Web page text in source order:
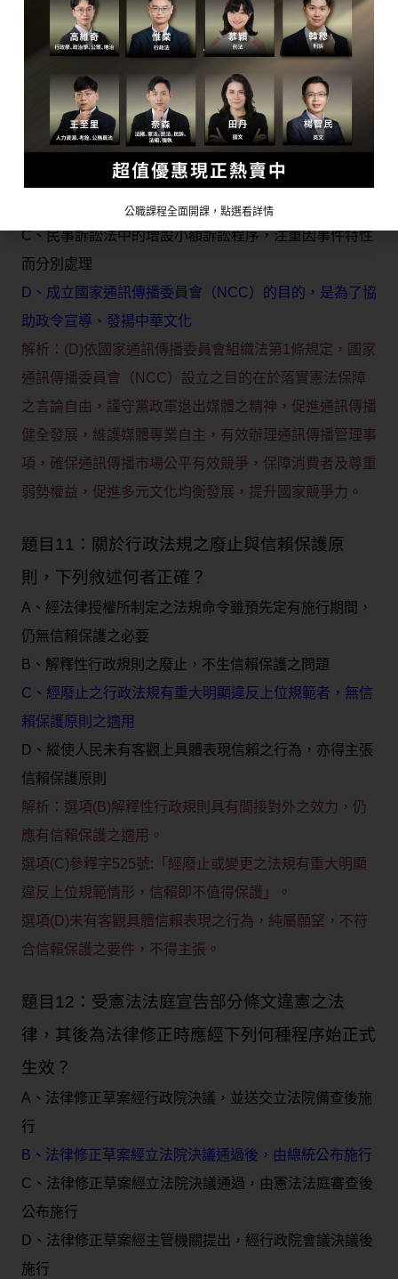
題目10：法制會隨著政經社文的環境變遷而有
所調整，中華民國各法典經過歷次制定或修正，
也更貼近臺灣社會實態。下列敘述何者錯誤？
A、按照現行民法物權編規定，物權除依法律或習慣外，
不得創設
B、為貫徹男女平等，民法親屬編增設剩餘財產分配請求
C、民事訴訟法中的增設小額訴訟程序，注重因事件特性
而分別處理
D、成立國家通訊傳播委員會（NCC）的目的，是為了協
助政令宣導、發揚中華文化
解析：(D)依國家通訊傳播委員會組織法第1條規定，國家
通訊傳播委員會（NCC）設立之目的在於落實憲法保障
之言論自由，謹守黨政軍退出媒體之精神，促進通訊傳播
健全發展，維護媒體專業自主，有效辦理通訊傳播管理事
項，確保通訊傳播市場公平有效競爭，保障消費者及尊重
弱勢權益，促進多元文化均衡發展，提升國家競爭力。
題目11：關於行政法規之廢止與信賴保護原
則，下列敘述何者正確？
A、經法律授權所制定之法規命令雖預先定有施行期間，
仍無信賴保護之必要
B、解釋性行政規則之廢止，不生信賴保護之問題
C、經廢止之行政法規有重大明顯違反上位規範者，無信
賴保護原則之適用
D、縱使人民未有客觀上具體表現信賴之行為，亦得主張
信賴保護原則
解析：選項(B)解釋性行政規則具有間接對外之效力，仍
應有信賴保護之適用。
選項(C)參釋字525號:「經廢止或變更之法規有重大明顯
違反上位規範情形，信賴即不值得保護」。
選項(D)未有客觀具體信賴表現之行為，純屬願望，不符
合信賴保護之要件，不得主張。
題目12：受憲法法庭宣告部分條文違憲之法
律，其後為法律修正時應經下列何種程序始正式
生效？
A、法律修正草案經行政院決議，並送交立法院備查後施
行
B、法律修正草案經立法院決議通過後，由總統公布施行
C、法律修正草案經立法院決議通過，由憲法法庭審查後
公布施行
D、法律修正草案經主管機關提出，經行政院會議決議後
施行
公職課程全面開課，點選看詳情